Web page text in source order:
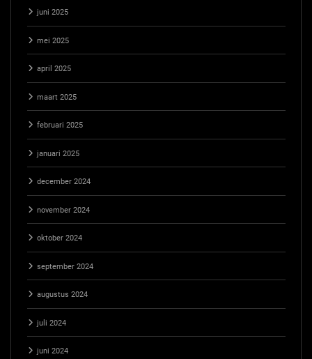
juni 2025
mei 2025
april 2025
maart 2025
februari 2025
januari 2025
december 2024
november 2024
oktober 2024
september 2024
augustus 2024
juli 2024
juni 2024